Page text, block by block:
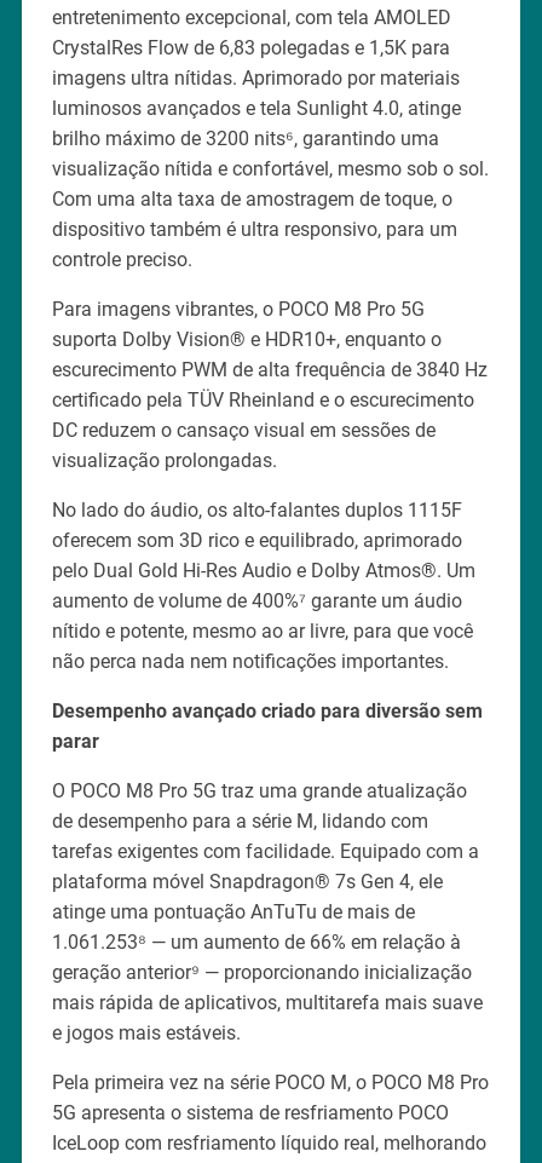
entretenimento excepcional, com tela AMOLED
CrystalRes Flow de 6,83 polegadas e 1,5K para
imagens ultra nítidas. Aprimorado por materiais
luminosos avançados e tela Sunlight 4.0, atinge
brilho máximo de 3200 nits⁶, garantindo uma
visualização nítida e confortável, mesmo sob o sol.
Com uma alta taxa de amostragem de toque, o
dispositivo também é ultra responsivo, para um
controle preciso.
Para imagens vibrantes, o POCO M8 Pro 5G
suporta Dolby Vision® e HDR10+, enquanto o
escurecimento PWM de alta frequência de 3840 Hz
certificado pela TÜV Rheinland e o escurecimento
DC reduzem o cansaço visual em sessões de
visualização prolongadas.
No lado do áudio, os alto-falantes duplos 1115F
oferecem som 3D rico e equilibrado, aprimorado
pelo Dual Gold Hi-Res Audio e Dolby Atmos®. Um
aumento de volume de 400%⁷ garante um áudio
nítido e potente, mesmo ao ar livre, para que você
não perca nada nem notificações importantes.
Desempenho avançado criado para diversão sem
parar
O POCO M8 Pro 5G traz uma grande atualização
de desempenho para a série M, lidando com
tarefas exigentes com facilidade. Equipado com a
plataforma móvel Snapdragon® 7s Gen 4, ele
atinge uma pontuação AnTuTu de mais de
1.061.253⁸ — um aumento de 66% em relação à
geração anterior⁹ — proporcionando inicialização
mais rápida de aplicativos, multitarefa mais suave
e jogos mais estáveis.
Pela primeira vez na série POCO M, o POCO M8 Pro
5G apresenta o sistema de resfriamento POCO
IceLoop com resfriamento líquido real, melhorando